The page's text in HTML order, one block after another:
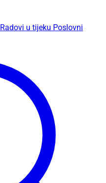
Radovi u tijeku Poslovni